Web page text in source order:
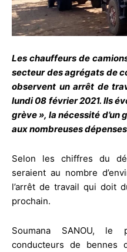
Les chauffeurs de
secteur des agrégats de
observent un arrêt de
lundi 08 février 2021. Ils
grève », la nécessité d’un
aux nombreuses
Selon les chiffres du
seraient au nombre
l’arrêt de travail qui doit
prochain.
Soumana SANOU, le
conducteurs de